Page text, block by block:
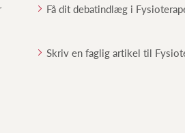
Få dit debatindlæg i
Skriv en faglig artikel til